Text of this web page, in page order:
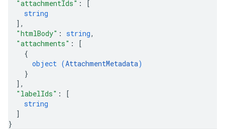
"attachmentIds" :
[
string
] ,
"htmlBody" : string,
"attachments" :
[
{
object (AttachmentMetadata)
}
] ,
"labelIds" :
[
string
]
}